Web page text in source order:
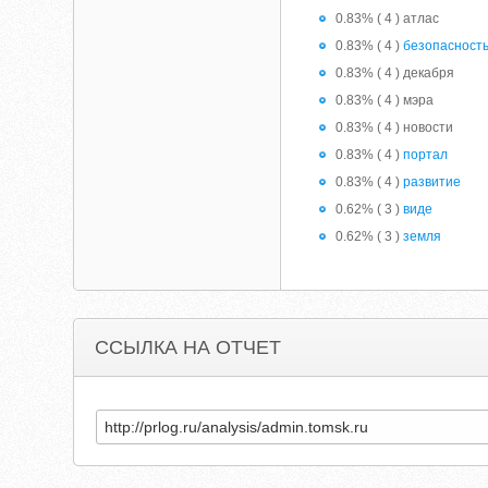
0.83% ( 4 ) атлас
0.83% ( 4 )
0.83% ( 4 ) декабря
0.83% ( 4 ) мэра
0.83% ( 4 ) новости
0.83% ( 4 )портал
0.83% ( 4 )развитие
0.62% ( 3 )виде
0.62% ( 3 )земля
ССЫЛКА НА ОТЧЕТ